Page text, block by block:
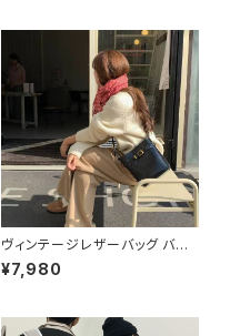
ヴィンテージレザーバッグ バケ
ツ型ショルダーバッグ レディース
ショルダー バッグ ショルダーバ
人気アイテム 秋冬 春コーデ K-
¥7,980